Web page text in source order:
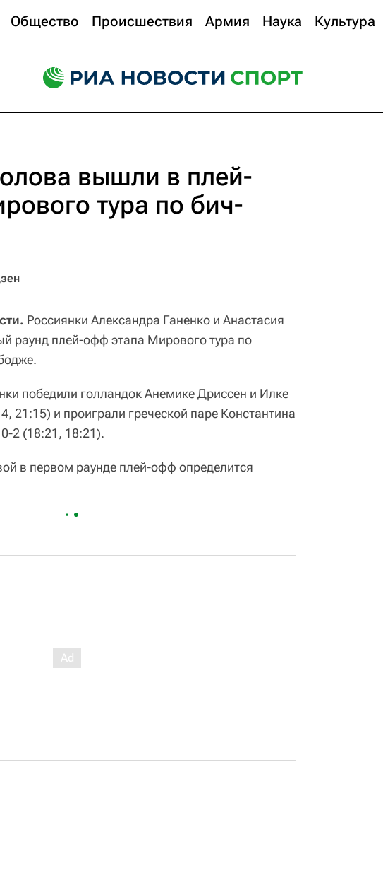
Общество Происшествия Армия Наука Культура
вышли в плей-
тура по бич-
Россиянки Александра Ганенко и Анастасия
раунд плей-офф этапа Мирового тура по
победили голландок Анемике Дриссен и Илке
21:15) и проиграли греческой паре Константина
2 (18:21, 18:21).
в первом раунде плей-офф определится